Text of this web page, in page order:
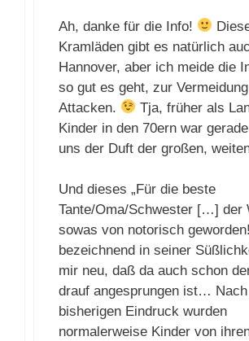
Ah, danke für die Info!
Kramläden gibt es natürlich
Hannover, aber ich meide die
so gut es geht, zur
Attacken.
Tja, früher als
Kinder in den 70ern war
uns der Duft der großen,
Und dieses „Für die beste
Tante/Oma/Schwester […] der
sowas von notorisch geworden!
bezeichnend in seiner
mir neu, daß da auch schon
drauf angesprungen ist… Nach
bisherigen Eindruck wurden
normalerweise Kinder von